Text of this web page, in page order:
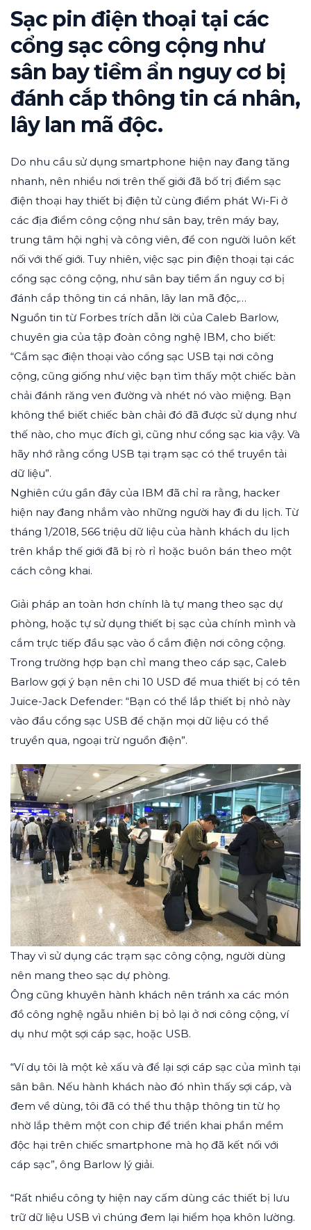
Sạc pin điện thoại tại các
cổng sạc công cộng như
sân bay tiềm ẩn nguy cơ bị
đánh cắp thông tin cá nhân,
lây lan mã độc.
Do nhu cầu sử dụng smartphone hiện nay đang tăng
nhanh, nên nhiều nơi trên thế giới đã bố trị điểm sạc
điện thoại hay thiết bị điện tử cùng điểm phát Wi-Fi ở
các địa điểm công cộng như sân bay, trên máy bay,
trung tâm hội nghị và công viên, để con người luôn kết
nối với thế giới. Tuy nhiên, việc sạc pin điện thoại tại các
cổng sạc công cộng, như sân bay tiềm ẩn nguy cơ bị
đánh cắp thông tin cá nhân, lây lan mã độc,…
Nguồn tin từ Forbes trích dẫn lời của Caleb Barlow,
chuyên gia của tập đoàn công nghệ IBM, cho biết:
“Cắm sạc điện thoại vào cổng sạc USB tại nơi công
cộng, cũng giống như việc bạn tìm thấy một chiếc bàn
chải đánh răng ven đường và nhét nó vào miệng. Bạn
không thể biết chiếc bàn chải đó đã được sử dụng như
thế nào, cho mục đích gì, cũng như cổng sạc kia vậy. Và
hãy nhớ rằng cổng USB tại trạm sạc có thể truyền tải
dữ liệu”.
Nghiên cứu gần đây của IBM đã chỉ ra rằng, hacker
hiện nay đang nhắm vào những người hay đi du lịch. Từ
tháng 1/2018, 566 triệu dữ liệu của hành khách du lịch
trên khắp thế giới đã bị rò rỉ hoặc buôn bán theo một
cách công khai.
Giải pháp an toàn hơn chính là tự mang theo sạc dự
phòng, hoặc tự sử dụng thiết bị sạc của chính mình và
cắm trực tiếp đầu sạc vào ổ cắm điện nơi công cộng.
Trong trường hợp bạn chỉ mang theo cáp sạc, Caleb
Barlow gợi ý bạn nên chi 10 USD để mua thiết bị có tên
Juice-Jack Defender: “Bạn có thể lắp thiết bị nhỏ này
vào đầu cổng sạc USB để chặn mọi dữ liệu có thể
truyền qua, ngoại trừ nguồn điện”.
Thay vì sử dụng các trạm sạc công cộng, người dùng
nên mang theo sạc dự phòng.
Ông cũng khuyên hành khách nên tránh xa các món
đồ công nghệ ngẫu nhiên bị bỏ lại ở nơi công cộng, ví
dụ như một sợi cáp sạc, hoặc USB.
“Ví dụ tôi là một kẻ xấu và để lại sợi cáp sạc của mình tại
sân bân. Nếu hành khách nào đó nhìn thấy sợi cáp, và
đem về dùng, tôi đã có thể thu thập thông tin từ họ
nhờ lắp thêm một con chip để triển khai phần mềm
độc hại trên chiếc smartphone mà họ đã kết nối với
cáp sạc”, ông Barlow lý giải.
“Rất nhiều công ty hiện nay cấm dùng các thiết bị lưu
trữ dữ liệu USB vì chúng đem lại hiểm họa khôn lường.